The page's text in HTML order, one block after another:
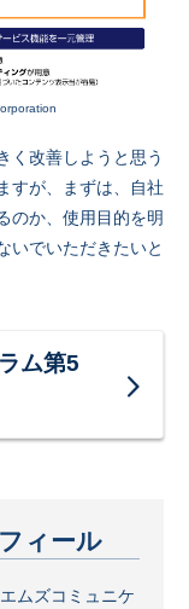
く改善しようと思う
すが、まずは、自社
のか、使用目的を明
いでいただきたいと
ム第5
ィール
ムズコミュニケ